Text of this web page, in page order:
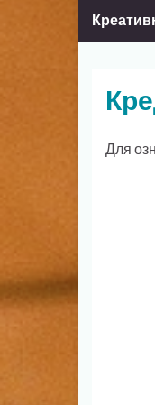
Для